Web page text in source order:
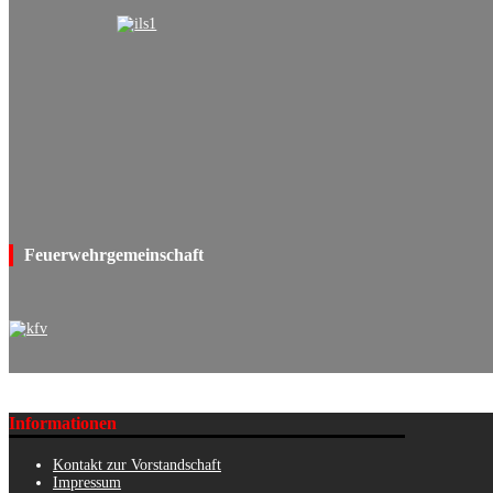
Feuerwehrgemeinschaft
Informationen
Kontakt zur Vorstandschaft
Impressum